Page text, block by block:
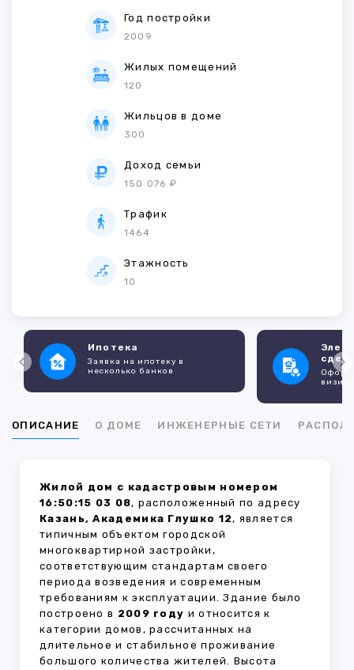
Год постройки
2009
Жилых помещений
120
Жильцов в доме
300
Доход семьи
150 076 ₽
Трафик
1464
Этажность
10
Ипотека
Заявка на ипотеку в
несколько банков
ОПИСАНИЕ О ДОМЕ ИНЖЕНЕРНЫЕ СЕТИ
Жилой дом с кадастровым номером
16:50:15 03 08, расположенный по адресу
Казань, Академика Глушко 12, является
типичным объектом городской
многоквартирной застройки,
соответствующим стандартам своего
периода возведения и современным
требованиям к эксплуатации. Здание было
построено в 2009 году и относится к
категории домов, рассчитанных на
длительное и стабильное проживание
большого количества жителей. Высота